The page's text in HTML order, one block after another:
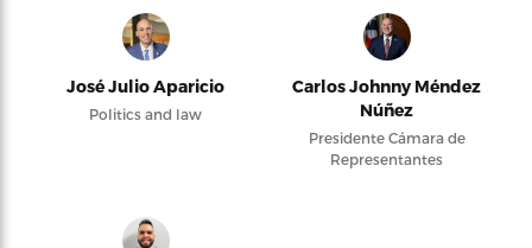
José Julio Aparicio
Politics and law
Carlos Johnny Méndez
Núñez
Presidente Cámara de
Representantes